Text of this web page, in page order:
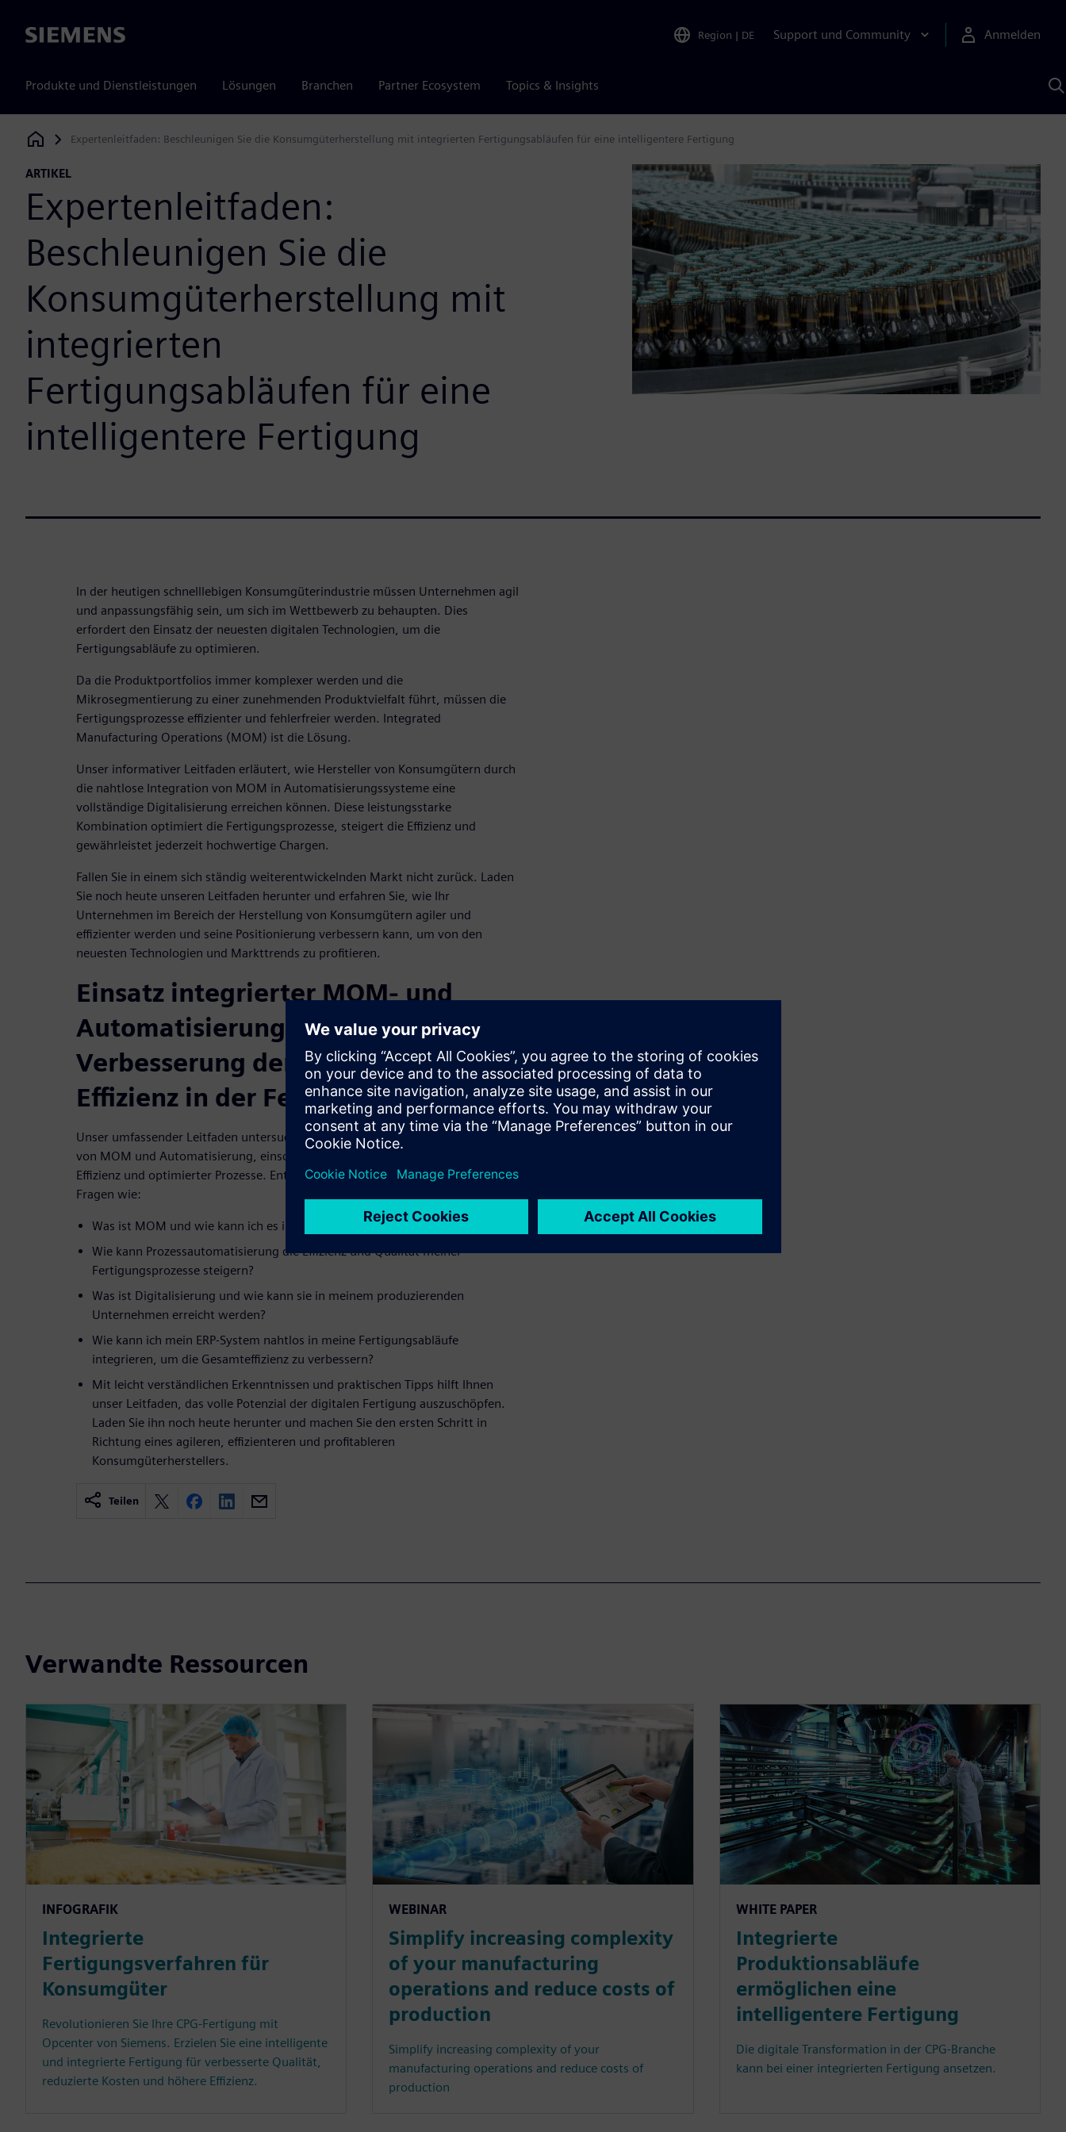
Siemens Region | DE Support und Community Anmelden
Produkte und Dienstleistungen Lösungen Branchen Partner Ecosystem Topics & Insights
KI
Siemens Digital Industries Software
Expertenleitfaden: Beschleunigen Sie die Konsumgüterherstellung mit integrierten Fertigungsabläufen für eine intelligentere Fertigung
ARTIKEL
Expertenleitfaden:
Beschleunigen Sie die
Konsumgüterherstellung mit
integrierten
Fertigungsabläufen für eine
intelligentere Fertigung
In der heutigen schnelllebigen Konsumgüterindustrie müssen Unternehmen agil
und anpassungsfähig sein, um sich im Wettbewerb zu behaupten. Dies
erfordert den Einsatz der neuesten digitalen Technologien, um die
Fertigungsabläufe zu optimieren.
Da die Produktportfolios immer komplexer werden und die
Mikrosegmentierung zu einer zunehmenden Produktvielfalt führt, müssen die
Fertigungsprozesse effizienter und fehlerfreier werden. Integrated
Manufacturing Operations (MOM) ist die Lösung.
Unser informativer Leitfaden erläutert, wie Hersteller von Konsumgütern durch
die nahtlose Integration von MOM in Automatisierungssysteme eine
vollständige Digitalisierung erreichen können. Diese leistungsstarke
Kombination optimiert die Fertigungsprozesse, steigert die Effizienz und
gewährleistet jederzeit hochwertige Chargen.
Fallen Sie in einem sich ständig weiterentwickelnden Markt nicht zurück. Laden
Sie noch heute unseren Leitfaden herunter und erfahren Sie, wie Ihr
Unternehmen im Bereich der Herstellung von Konsumgütern agiler und
effizienter werden und seine Positionierung verbessern kann, um von den
neuesten Technologien und Markttrends zu profitieren.
Einsatz integrierter MOM- und
Automatisierungslösungen zur
Verbesserung der betrieblichen
Effizienz in der Fertigung
Unser umfassender Leitfaden untersucht die zahlreichen Vorteile der Integration
von MOM und Automatisierung, einschließlich verbesserter betrieblicher
Effizienz und optimierter Prozesse. Entdecken Sie Antworten auf wichtige
Fragen wie:
Was ist MOM und wie kann ich es in meinem Fertigungsbetrieb nutzen?
Wie kann Prozessautomatisierung die Effizienz und Qualität meiner
Fertigungsprozesse steigern?
Was ist Digitalisierung und wie kann sie in meinem produzierenden
Unternehmen erreicht werden?
Wie kann ich mein ERP-System nahtlos in meine Fertigungsabläufe
integrieren, um die Gesamteffizienz zu verbessern?
Mit leicht verständlichen Erkenntnissen und praktischen Tipps hilft Ihnen
unser Leitfaden, das volle Potenzial der digitalen Fertigung auszuschöpfen.
Laden Sie ihn noch heute herunter und machen Sie den ersten Schritt in
Richtung eines agileren, effizienteren und profitableren
Konsumgüterherstellers.
Teilen
Verwandte Ressourcen
INFOGRAFIK
Integrierte
Fertigungsverfahren für
Konsumgüter
Revolutionieren Sie Ihre CPG-Fertigung mit
Opcenter von Siemens. Erzielen Sie eine intelligente
und integrierte Fertigung für verbesserte Qualität,
reduzierte Kosten und höhere Effizienz.
WEBINAR
Simplify increasing complexity
of your manufacturing
operations and reduce costs of
production
Simplify increasing complexity of your
manufacturing operations and reduce costs of
production
WHITE PAPER
Integrierte
Produktionsabläufe
ermöglichen eine
intelligentere Fertigung
Die digitale Transformation in der CPG-Branche
kann bei einer integrierten Fertigung ansetzen.